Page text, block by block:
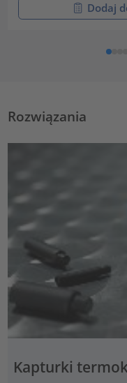
Dodaj
Rozwiązania
Kapturki